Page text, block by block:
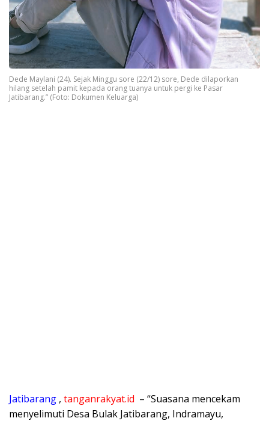
Dede Maylani (24). Sejak Minggu sore (22/12) sore, Dede dilaporkan
hilang setelah pamit kepada orang tuanya untuk pergi ke Pasar
Jatibarang.” (Foto: Dokumen Keluarga)
Jatibarang , tanganrakyat.id – “Suasana mencekam
menyelimuti Desa Bulak Jatibarang, Indramayu,